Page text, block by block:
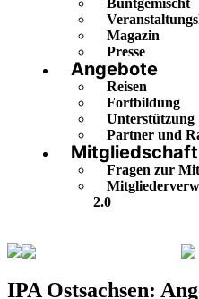
Buntgemischt
Magazin
Presse
Angebote
Reisen
Fortbildung
Unterstützung
Partner und
Mitgliedschaft
Fragen zur
2.0
IPA Ostsachsen: